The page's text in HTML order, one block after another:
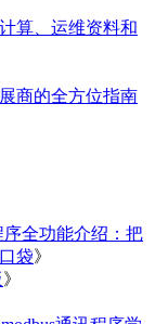
算、运维资料和
商的全方位指南
全功能介绍：把
袋》
》